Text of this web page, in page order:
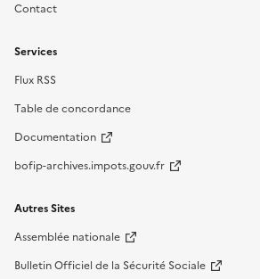
Contact
Services
Flux RSS
Table de concordance
Documentation
bofip-archives.impots.gouv.fr
Autres Sites
Assemblée nationale
Bulletin Officiel de la Sécurité Sociale